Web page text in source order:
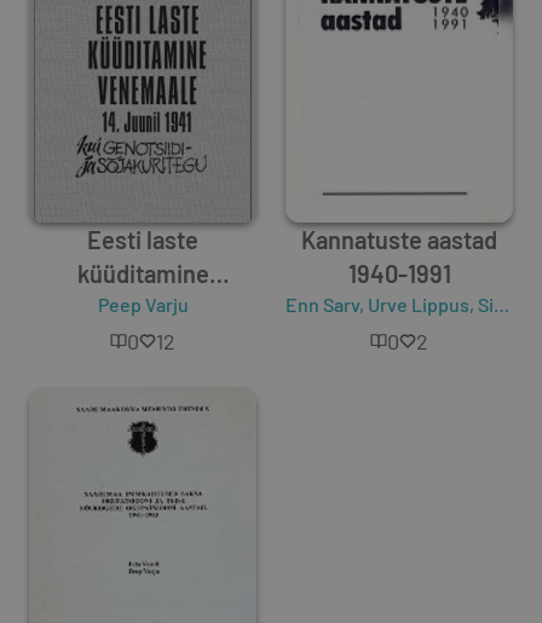
Eesti laste
küüditamine
Venemaale
Peep Varju
0 12
Kannatuste aastad
1940-1991
Enn Sarv, Urve Lippus, Sirje Olesk
0 2